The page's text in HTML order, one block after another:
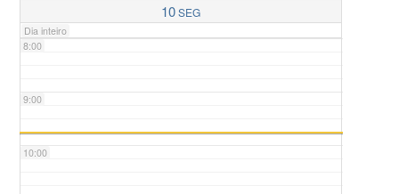
10SEG
Dia inteiro
8:00
9:00
10:00